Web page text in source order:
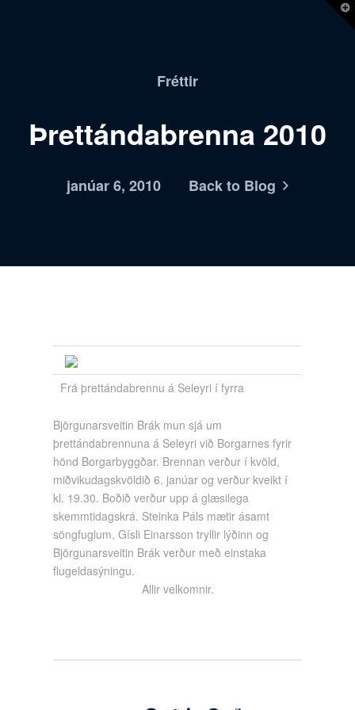
Fréttir
Þrettándabrenna 2010
janúar 6, 2010 Back to Blog
Frá þrettándabrennu á Seleyri í fyrra
Björgunarsveitin Brák mun sjá um
þrettándabrennuna á Seleyri við Borgarnes fyrir
hönd Borgarbyggðar. Brennan verður í kvöld,
miðvikudagskvöldið 6. janúar og verður kveikt í
kl. 19.30. Boðið verður upp á glæsilega
skemmtidagskrá. Steinka Páls mætir ásamt
söngfuglum, Gísli Einarsson tryllir lýðinn og
Björgunarsveitin Brák verður með einstaka
flugeldasýningu.
Allir velkomnir.